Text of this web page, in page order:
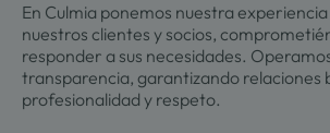
En Culmia ponemos nuestra
nuestros clientes y socios,
responder a sus necesidades.
transparencia, garantizando relaciones
profesionalidad y respeto.